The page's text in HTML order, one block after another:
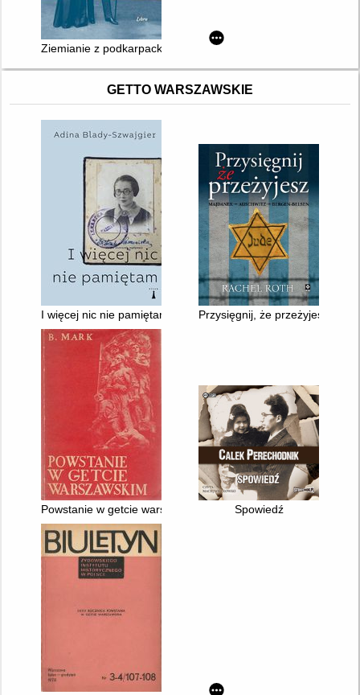
Ziemianie z podkarpackich dworów. tom 2
GETTO WARSZAWSKIE
I więcej nic nie pamiętam Przysięgnij, że przeżyjesz:
Powstanie w getcie warszawskim na tle oporu w Polsce :
Spowiedź